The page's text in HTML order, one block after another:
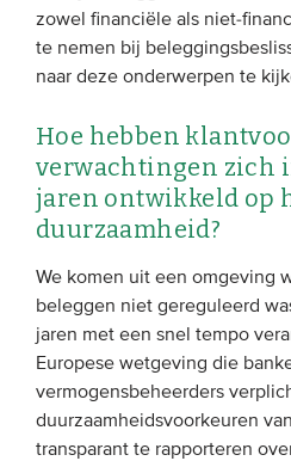
zowel financiële als niet-
te nemen bij
naar deze onderwerpen te
Hoe hebben
verwachtingen zich
jaren ontwikkeld op
duurzaamheid?
We komen uit een omgeving
beleggen niet gereguleerd
jaren met een snel tempo
Europese wetgeving die
vermogensbeheerders
duurzaamheidsvoorkeuren
transparant te rapporteren